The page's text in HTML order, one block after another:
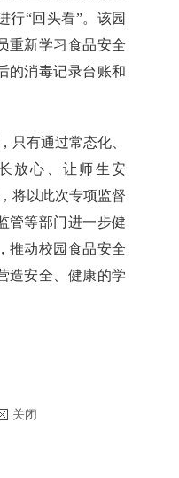
行“回头看”。该园
重新学习食品安全
的消毒记录台账和
只有通过常态化、
放心、让师生安
将以此次专项监督
管等部门进一步健
推动校园食品安全
造安全、健康的学
关闭